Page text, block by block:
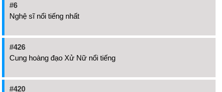
#6
Nghệ sĩ nổi tiếng nhất
#426
Cung hoàng đạo Xử Nữ nổi tiếng
#420